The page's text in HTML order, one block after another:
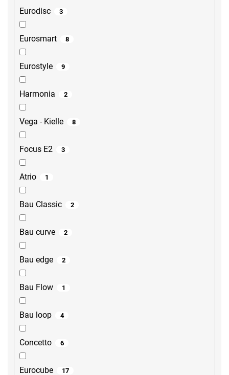
Eurodisc 3
Eurosmart 8
Eurostyle 9
Harmonia 2
Vega - Kielle 8
Focus E2 3
Atrio 1
Bau Classic 2
Bau curve 2
Bau edge 2
Bau Flow 1
Bau loop 4
Concetto 6
Eurocube 17